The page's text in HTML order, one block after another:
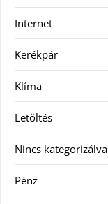
Internet
Kerékpár
Klíma
Letöltés
Nincs kategorizálva
Pénz